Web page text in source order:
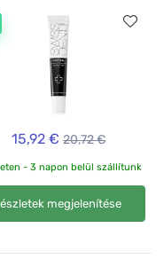
15,92 € 20,72 €
- 3 napon belül szállítunk
megjelenítése